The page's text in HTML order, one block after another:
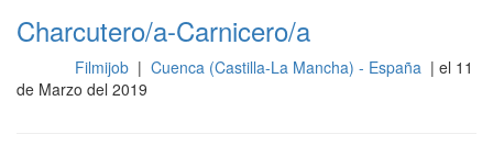
Charcutero/a-Carnicero/a
Filmijob | Cuenca (Castilla-La Mancha) - España | el 11
de Marzo del 2019